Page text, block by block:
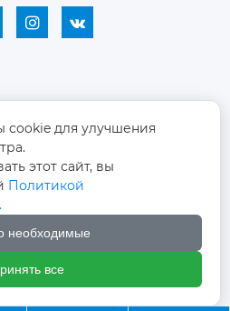
 
город Наньцзяо,
город Цзыбо, провинция
для улучшения
этот сайт, вы
Политикой
необходимые
все